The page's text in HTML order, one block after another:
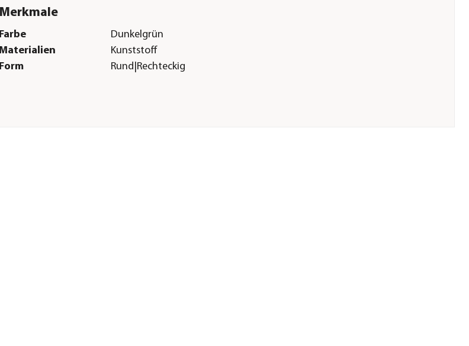
Merkmale
Farbe
Dunkelgrün
Materialien
Kunststoff
Form
Rund|Rechteckig